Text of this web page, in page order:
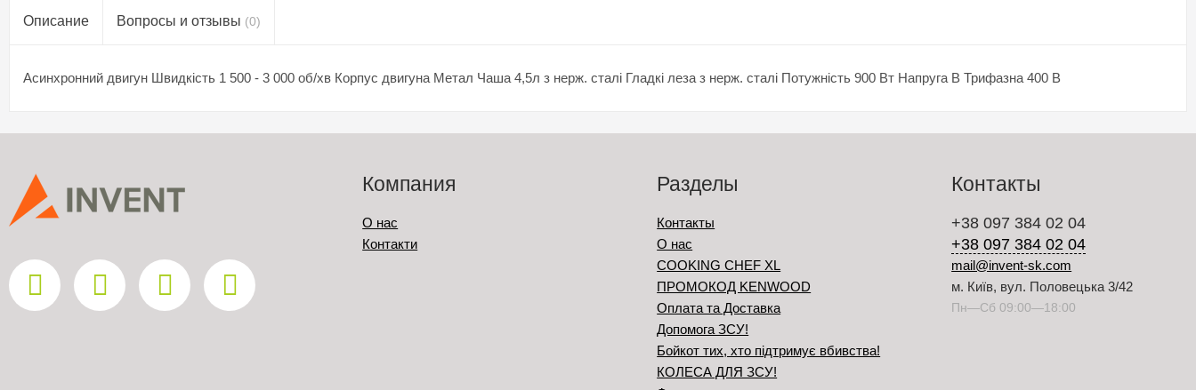
Описание Вопросы и отзывы (0)
Асинхронний двигун Швидкість 1 500 - 3 000 об/хв Корпус двигуна Метал Чаша 4,5л з нерж. сталі Гладкі леза з нерж. сталі Потужність 900 Вт Напруга В Трифазна 400 В
Компания
О нас
Контакти
Разделы
Контакты
О нас
COOKING CHEF XL
ПРОМОКОД KENWOOD
Оплата та Доставка
Допомога ЗСУ!
Бойкот тих, хто підтримує вбивства!
КОЛЕСА ДЛЯ ЗСУ!
Контакты
+38 097 384 02 04
+38 097 384 02 04
mail@invent-sk.com
м. Київ, вул. Половецька 3/42
Пн—Сб 09:00—18:00